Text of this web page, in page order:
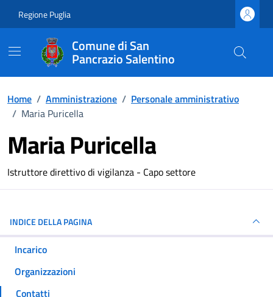
Regione Puglia
Comune di San
Pancrazio Salentino
Home / Amministrazione / Personale amministrativo
/ Maria Puricella
Maria Puricella
Dettagli della persona
Istruttore direttivo di vigilanza - Capo settore
INDICE DELLA PAGINA
Incarico
Organizzazioni
Contatti